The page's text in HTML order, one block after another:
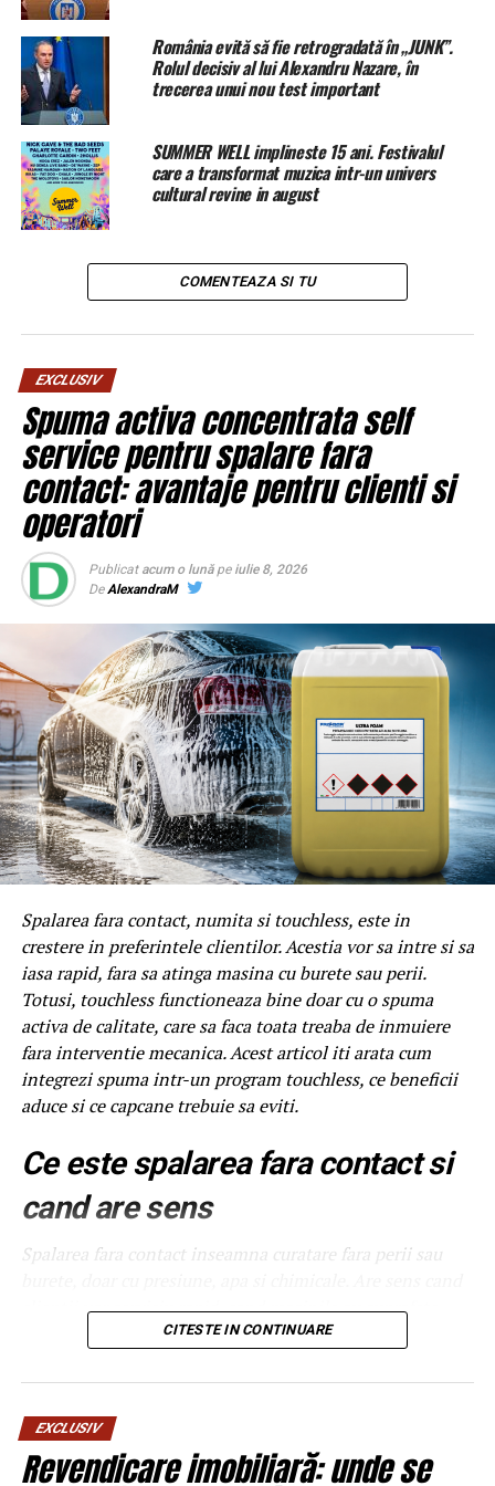
BrailaMEA.ro
ARTICOLE PE ACEIASI TEMA:
URMATORUL
Copil, spulberat pe trecerea de pietoni și târât pe asfalt –
VIDEO | BrailaMEA
NU RATATI
România evită să fie retrogradată în „JUNK”.
Rolul decisiv al lui Alexandru Nazare, în
trecerea unui nou test important
SUMMER WELL implineste 15 ani. Festivalul
care a transformat muzica intr-un univers
cultural revine in august
COMENTEAZA SI TU
EXCLUSIV
Spuma activa concentrata self
service pentru spalare fara
contact: avantaje pentru clienti si
operatori
Publicat acum o lună pe iulie 8, 2026
De AlexandraM
Spalarea fara contact, numita si touchless, este in
crestere in preferintele clientilor. Acestia vor sa intre si sa
iasa rapid, fara sa atinga masina cu burete sau perii.
Totusi, touchless functioneaza bine doar cu o spuma
activa de calitate, care sa faca toata treaba de inmuiere
fara interventie mecanica. Acest articol iti arata cum
integrezi spuma intr-un program touchless, ce beneficii
aduce si ce capcane trebuie sa eviti.
Ce este spalarea fara contact si
cand are sens
Spalarea fara contact inseamna curatare fara perii sau
clientii vor serviciu rapid, cand masinile au suprafete
delicate sau cand traficul este foarte mare si nu ai timp
foarte murdare, cu noroi intarit, caz in care touchless nu
poate face totul. Pentru o spalatorie medie, combinatia
intre touchless si un program cu perii pentru cazurile
extreme da cel mai bun echilibru intre cost si calitate.
CITESTE IN CONTINUARE
EXCLUSIV
Revendicare imobiliară: unde se